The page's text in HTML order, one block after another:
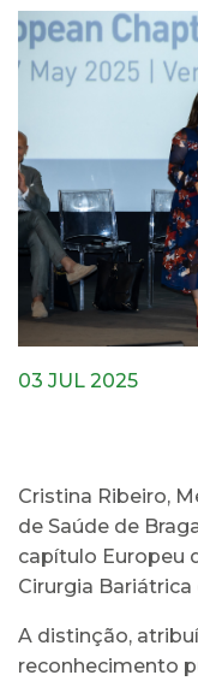
03 JUL 2025
Cristina Ribeiro,
de Saúde de
capítulo Europeu
Cirurgia
A distinção,
reconhecimento